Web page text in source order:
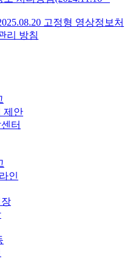
고정형 영상정보처
리 방침
제안
터
인